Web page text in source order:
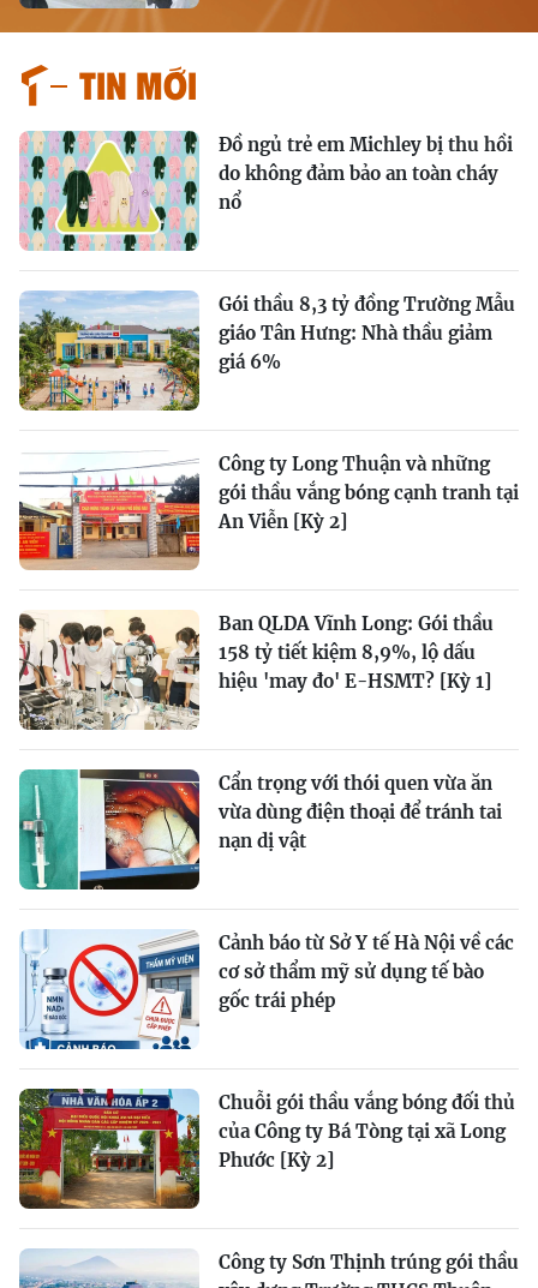
Tin mới
Đồ ngủ trẻ em Michley bị thu hồi
do không đảm bảo an toàn cháy
nổ
Gói thầu 8,3 tỷ đồng Trường Mẫu
giáo Tân Hưng: Nhà thầu giảm
giá 6%
Công ty Long Thuận và những
gói thầu vắng bóng cạnh tranh tại
An Viễn [Kỳ 2]
Ban QLDA Vĩnh Long: Gói thầu
158 tỷ tiết kiệm 8,9%, lộ dấu
hiệu 'may đo' E-HSMT? [Kỳ 1]
Cẩn trọng với thói quen vừa ăn
vừa dùng điện thoại để tránh tai
nạn dị vật
Cảnh báo từ Sở Y tế Hà Nội về các
cơ sở thẩm mỹ sử dụng tế bào
gốc trái phép
Chuỗi gói thầu vắng bóng đối thủ
của Công ty Bá Tòng tại xã Long
Phước [Kỳ 2]
Công ty Sơn Thịnh trúng gói thầu